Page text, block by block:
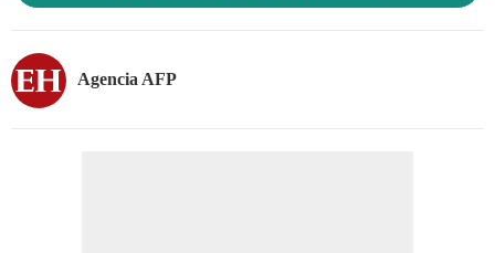
Agencia AFP